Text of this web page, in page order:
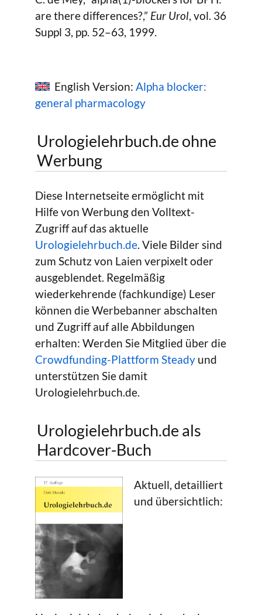
are there differences?,” Eur Urol, vol. 36
Suppl 3, pp. 52–63, 1999.
English Version: Alpha blocker:
general pharmacology
Urologielehrbuch.de ohne
Werbung
Diese Internetseite ermöglicht mit
Hilfe von Werbung den Volltext-
Zugriff auf das aktuelle
Urologielehrbuch.de. Viele Bilder sind
zum Schutz von Laien verpixelt oder
ausgeblendet. Regelmäßig
wiederkehrende (fachkundige) Leser
können die Werbebanner abschalten
und Zugriff auf alle Abbildungen
erhalten: Werden Sie Mitglied über die
Crowdfunding-Plattform Steady und
unterstützen Sie damit
Urologielehrbuch.de.
Urologielehrbuch.de als
Hardcover-Buch
Aktuell, detailliert
und übersichtlich: